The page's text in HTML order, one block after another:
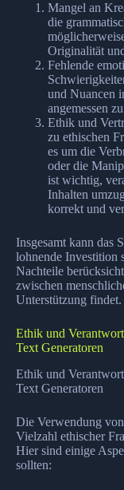
Mangel an
die
Originalität
Fehlende
und Nuancen
angemessen
Ethik und
zu ethischen
es um die
oder die
ist wichtig,
Inhalten
korrekt und
Insgesamt kann das
lohnende Investition
Nachteile
zwischen
Unterstützung findet.
Ethik und
Text Generatoren
Ethik und
Text Generatoren
Die Verwendung
Vielzahl ethischer
Hier sind einige
sollten: